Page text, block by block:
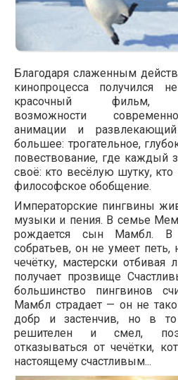
Благодаря слаженным
кинопроцесса получился
красочный фильм,
возможности
анимации и
большее: трогательное,
повествование, где каждый
своё: кто весёлую шутку,
философское обобщение.
Императорские пингвины
музыки и пения. В семье
рождается сын Мамбл. В
собратьев, он не умеет петь,
чечётку, мастерски
получает прозвище
большинство пингвинов
Мамбл страдает — он не
добр и застенчив, но в
решителен и смел,
отказываться от чечётки,
настоящему счастливым...